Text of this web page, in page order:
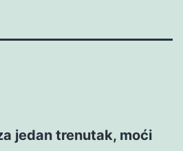
jedan trenutak, moći